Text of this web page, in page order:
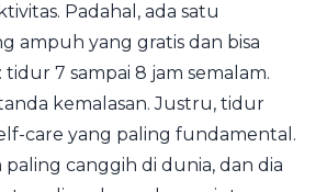
Padahal, ada satu
ampuh yang gratis dan bisa
tidur 7 sampai 8 jam semalam.
kemalasan. Justru, tidur
care yang paling fundamental.
canggih di dunia, dan dia